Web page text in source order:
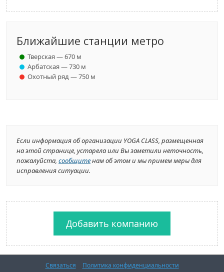
Ближайшие станции метро
Тверская — 670 м
Арбатская — 730 м
Охотный ряд — 750 м
Если информация об организации YOGA СLASS, размещенная
на этой странице, устарела или Вы заметили неточность,
пожалуйста, сообщитенам об этом и мы примем меры для
исправления ситуации.
Добавить компанию
Связаться Политика конфиденциальности